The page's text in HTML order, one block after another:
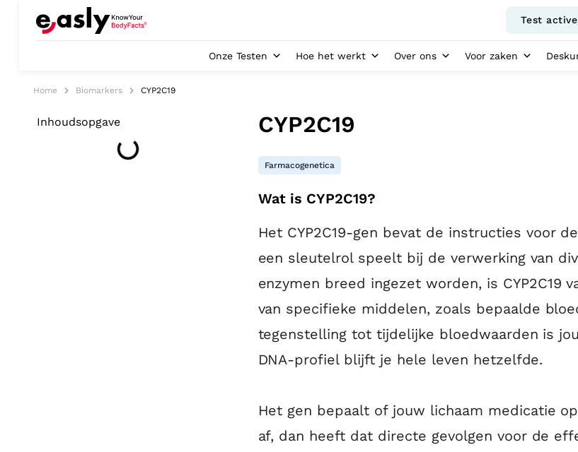
Test
Onze Testen Hoe het werkt Over ons Voor zaken
Home Biomarkers CYP2C19
Inhoudsopgave CYP2C19
Farmacogenetica
Wat is CYP2C19?
Het CYP2C19-gen bevat de instructies voor
een sleutelrol speelt bij de verwerking van
enzymen breed ingezet worden, is CYP2C19
van specifieke middelen, zoals bepaalde
tegenstelling tot tijdelijke bloedwaarden is
DNA-profiel blijft je hele leven hetzelfde.
Het gen bepaalt of jouw lichaam medicatie
af, dan heeft dat directe gevolgen voor de